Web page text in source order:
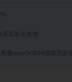
买后永久有效
服qmsck0824或留言反馈